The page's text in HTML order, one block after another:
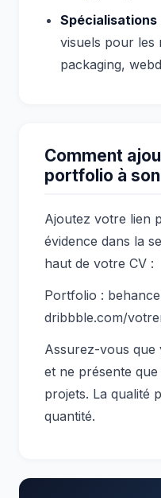
Spécialisations
visuels pour les
packaging,
Comment
portfolio à
Ajoutez votre lien
évidence dans la
haut de votre CV :
Portfolio :
dribbble.com/
Assurez-vous
et ne présente
projets. La qualité
quantité.